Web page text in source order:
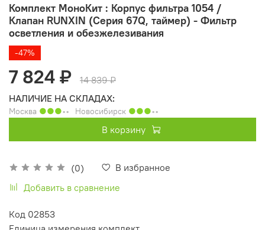
Комплект МоноКит : Корпус фильтра 1054 /
Клапан RUNXIN (Серия 67Q, таймер) - Фильтр
осветления и обезжелезивания
(0)
В избранное
Добавить в сравнение
-47%
7 824 ₽
14 839 ₽
НАЛИЧИЕ НА СКЛАДАХ:
Москва ●●●◦◦ Новосибирск ●●●◦◦
В корзину
Код 02853